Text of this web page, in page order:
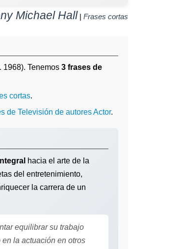
Michael Hall | Frases cortas
1968). Tenemos 3 frases de
cortas.
de Televisión de autores Actor.
hacia el arte de la
del entretenimiento,
la carrera de un
equilibrar su trabajo
la actuación en otros